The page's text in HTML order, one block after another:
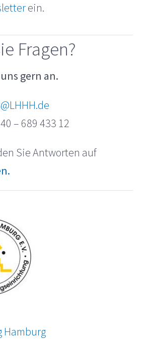
ein.
Fragen?
gern an.
– 689 433 12
Sie Antworten auf
Hamburg